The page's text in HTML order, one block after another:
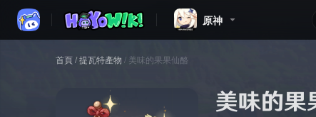
原神
首頁/提瓦特產物 / 美味的果果仙酪
美味的果